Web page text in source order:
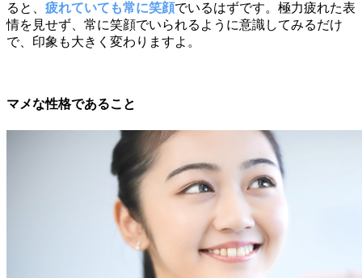
ると、 疲れていても常に笑顔でいるはずです。極力疲れた表
情を見せず、常に笑顔でいられるように意識してみるだけ
で、印象も大きく変わりますよ。
マメな性格であること